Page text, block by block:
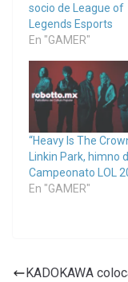
socio de League of
Legends Esports
En "GAMER"
“Heavy Is The
Linkin Park, himno
Campeonato LOL
En "GAMER"
KADOKAWA